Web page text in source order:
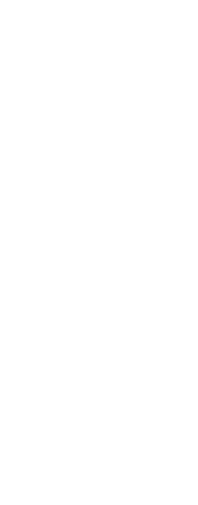
「自社ロー
の基準で審
な違い【比
り「現在の
手数料・車
い人の特徴